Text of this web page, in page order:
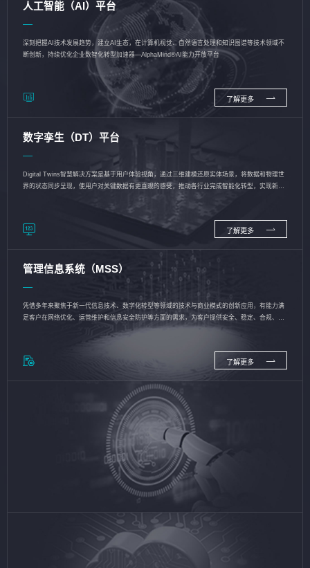
人工智能（AI）平台
深刻把握AI技术发展趋势，建立AI生态，在计算机视觉、自然语言处理和知识图谱等技术领域不
断创新，持续优化企业数智化转型加速器—AlphaMind®AI能力开放平台
了解更多
数字孪生（DT）平台
Digital Twins智慧解决方案是基于用户体验视角，通过三维建模还原实体场景，将数据和物理世
界的状态同步呈现，使用户对关键数据有更直观的感受，推动各行业完成智能化转型，实现新旧
了解更多
管理信息系统（MSS）
凭借多年来聚焦于新一代信息技术、数字化转型等领域的技术与商业模式的创新应用，有能力满
足客户在网络优化、运营维护和信息安全防护等方面的需求，为客户提供安全、稳定、合规、持
了解更多